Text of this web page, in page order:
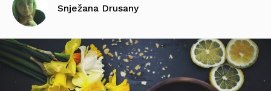
Snježana Drusany